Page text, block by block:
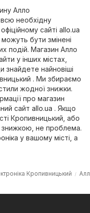
Алло
необхідну
сайті allo.ua
бути змінені
подій. Магазин Алло
у інших містах,
знайдете найновіші
. Ми збираємо
жодної знижки.
про магазин
сайт allo.ua . Якщо
Кропивницький, або
знижкою, не проблема.
у вашому місті, а
Кропивницький